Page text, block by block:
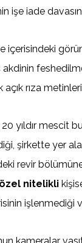
işe iade
akdinin
rıza
yıldır mescit
şirkette yer
revir
özel nitelikli
işlenmediği